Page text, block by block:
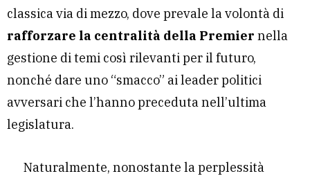
classica via di mezzo, dove prevale la volontà di
rafforzare la centralità della Premier nella
gestione di temi così rilevanti per il futuro,
nonché dare uno “smacco” ai leader politici
avversari che l’hanno preceduta nell’ultima
legislatura.
Naturalmente, nonostante la perplessità